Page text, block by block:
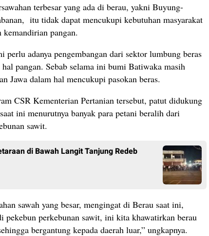
terbesar yang ada di berau, yakni Buyung-
itu tidak dapat mencukupi kebutuhan masyarakat
pangan.
perlu adanya pengembangan dari sektor lumbung beras
pangan. Sebab selama ini bumi Batiwaka masih
Jawa dalam hal mencukupi pasokan beras.
CSR Kementerian Pertanian tersebut, patut didukung
ini menurutnya banyak para petani beralih dari
sawit.
di Bawah Langit Tanjung Redeb
sawah yang besar, mengingat di Berau saat ini,
pekebun perkebunan sawit, ini kita khawatirkan berau
bergantung kepada daerah luar,” ungkapnya.